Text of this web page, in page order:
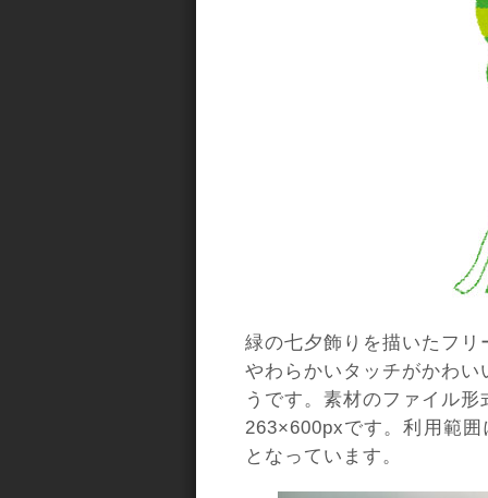
緑の七夕飾りを描いたフ
やわらかいタッチがかわ
うです。素材のファイル
263×600pxです。利用範
となっています。